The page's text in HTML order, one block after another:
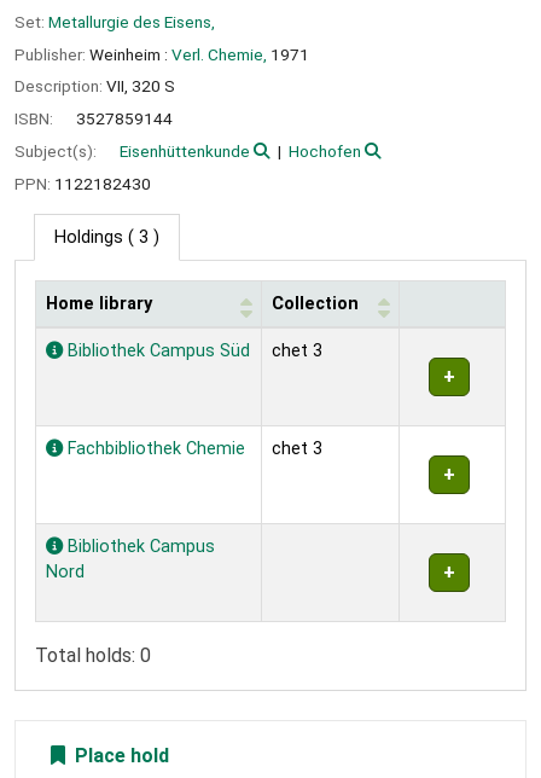
Set: Metallurgie des Eisens,
Publisher: Weinheim : Verl. Chemie, 1971
Description: VII, 320 S
ISBN:
3527859144
Subject(s):
Eisenhüttenkunde
Hochofen
PPN: 1122182430
Holdings ( 3 )
Holdings
Home library Collection
Bibliothek Campus Süd chet 3
Fachbibliothek Chemie chet 3
Bibliothek Campus
Nord
Total holds: 0
Place hold